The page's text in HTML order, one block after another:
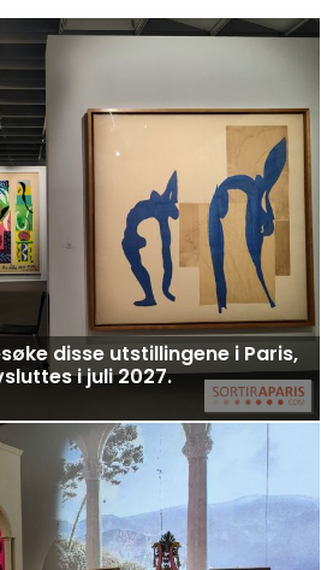
disse utstillingene i Paris,
i juli 2027.